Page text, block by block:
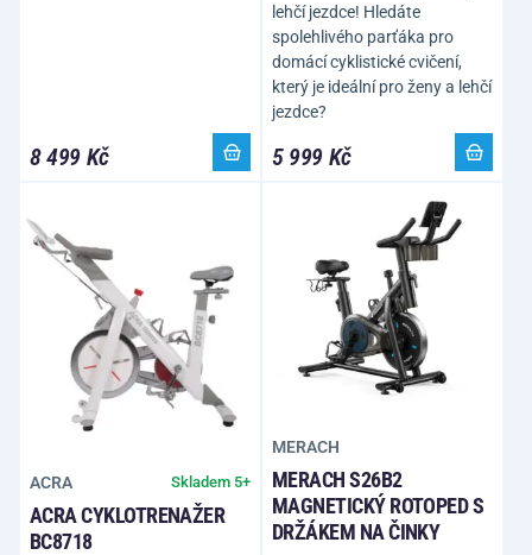
8 499 Kč
lehčí jezdce! Hledáte
spolehlivého parťáka pro
domácí cyklistické cvičení,
který je ideální pro ženy a lehčí
jezdce?
5 999 Kč
ACRA Skladem 5+
ACRA CYKLOTRENAŽER
BC8718
MERACH
MERACH S26B2
MAGNETICKÝ ROTOPED S
DRŽÁKEM NA ČINKY